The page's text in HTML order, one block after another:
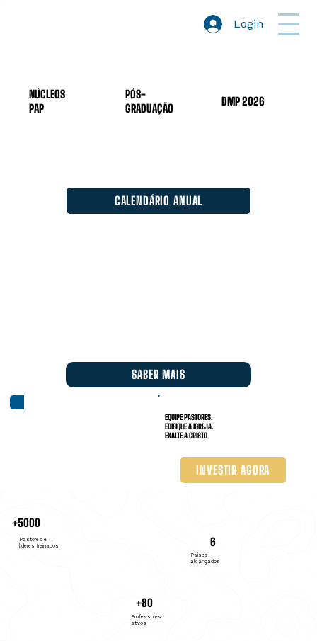
Login
NÚCLEOS
PAP
PÓS-
GRADUAÇÃO
DMP 2026
SABER MAIS
CALENDÁRIO ANUAL
EQUIPE PASTORES.
EDIFIQUE A IGREJA.
EXALTE A CRISTO
INVESTIR AGORA
+5000
Pastores e
líderes treinados
+80
Professores
ativos
6
Países
alcançados